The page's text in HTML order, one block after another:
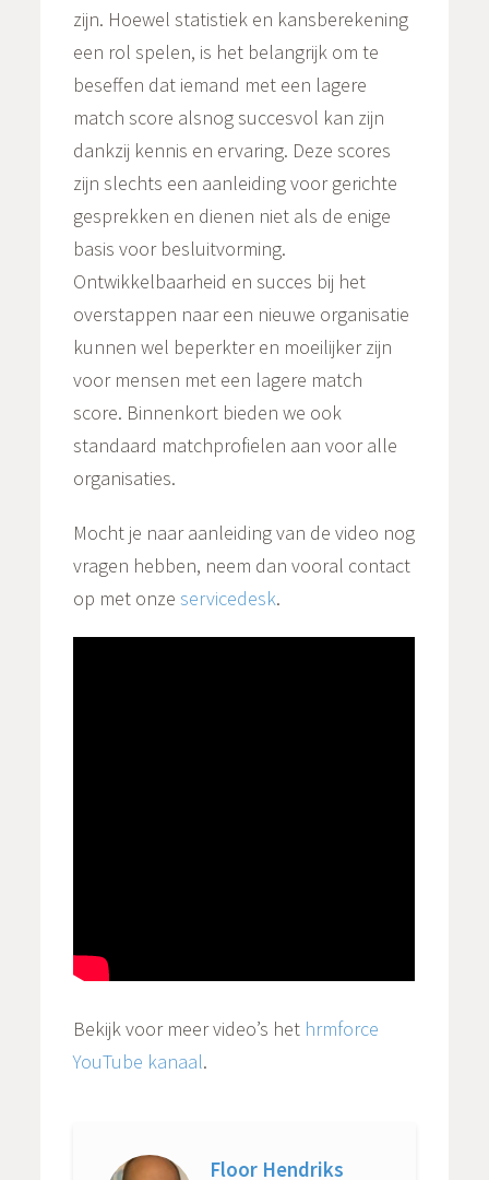
zijn. Hoewel statistiek en kansberekening
een rol spelen, is het belangrijk om te
beseffen dat iemand met een lagere
match score alsnog succesvol kan zijn
dankzij kennis en ervaring. Deze scores
zijn slechts een aanleiding voor gerichte
gesprekken en dienen niet als de enige
basis voor besluitvorming.
Ontwikkelbaarheid en succes bij het
overstappen naar een nieuwe organisatie
kunnen wel beperkter en moeilijker zijn
voor mensen met een lagere match
score. Binnenkort bieden we ook
standaard matchprofielen aan voor alle
organisaties.
Mocht je naar aanleiding van de video nog
vragen hebben, neem dan vooral contact
op met onzeservicedesk.
Bekijk voor meer video’s het hrmforce
YouTube kanaal.
Floor Hendriks